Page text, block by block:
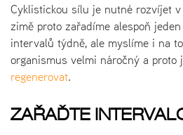
Cyklistickou sílu je nutné rozvíjet
zimě proto zařadíme alespoň
intervalů týdně, ale myslíme i na
organismus velmi náročný a proto
regenerovat.
ZAŘAĎTE